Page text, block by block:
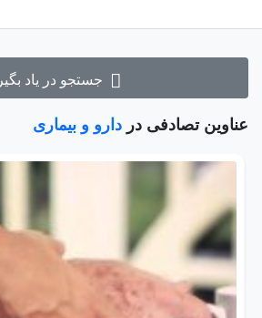
جستجو در یاد بگیر
عناوین تصادفی در دارو و بیماری